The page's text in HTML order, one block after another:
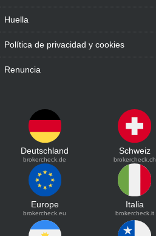
Huella
Política de privacidad y cookies
Renuncia
Deutschland
brokercheck.de
Schweiz
brokercheck.ch
Europe
brokercheck.eu
Italia
brokercheck.it